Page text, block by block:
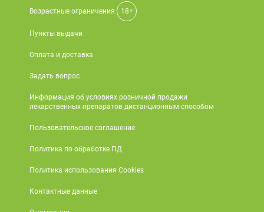
Возрастные ограничения 18+
Пункты выдачи
Оплата и доставка
Задать вопрос
Информация об условиях розничной продажи
лекарственных препаратов дистанционным способом
Пользовательское соглашение
Политика по обработке ПД
Политика использования Cookies
Контактные данные